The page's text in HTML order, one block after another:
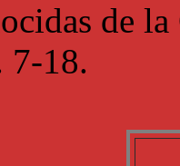
de
7-18.